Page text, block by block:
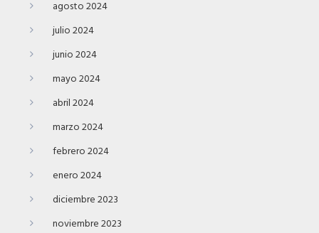
agosto 2024
julio 2024
junio 2024
mayo 2024
abril 2024
marzo 2024
febrero 2024
enero 2024
diciembre 2023
noviembre 2023